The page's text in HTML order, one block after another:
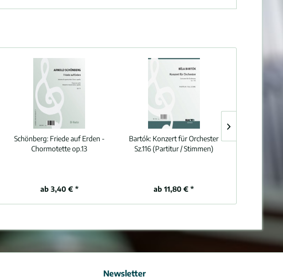
Schönberg: Friede auf Erden -
Chormotette op.13
ab 3,40 € *
Bartók: Konzert für Orchester
Sz.116 (Partitur / Stimmen)
ab 11,80 € *
Newsletter